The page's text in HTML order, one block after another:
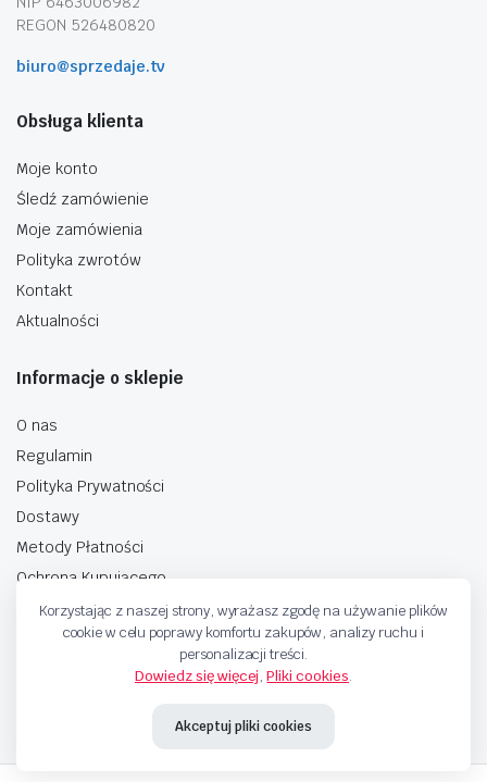
REGON 526480820
biuro@sprzedaje.tv
Obsługa klienta
Moje konto
Śledź zamówienie
Moje zamówienia
Polityka zwrotów
Kontakt
Aktualności
Informacje o sklepie
O nas
Regulamin
Polityka Prywatności
Dostawy
Metody Płatności
Ochrona Kupującego
Korzystając z naszej strony, wyrażasz zgodę na używanie plików
cookie w celu poprawy komfortu zakupów, analizy ruchu i
personalizacji treści.
Dowiedz się więcej,Pliki cookies.
Akceptuj pliki cookies